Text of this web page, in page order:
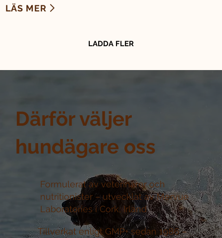
Därför väljer
hundägare oss
Formulerat av veterinärer och
nutritionister –utvecklat av Mervue
Laboratories i Cork, Irland
Tillverkat enligt GMP+ sedan 1986 –
LÄS MER
LADDA FLER